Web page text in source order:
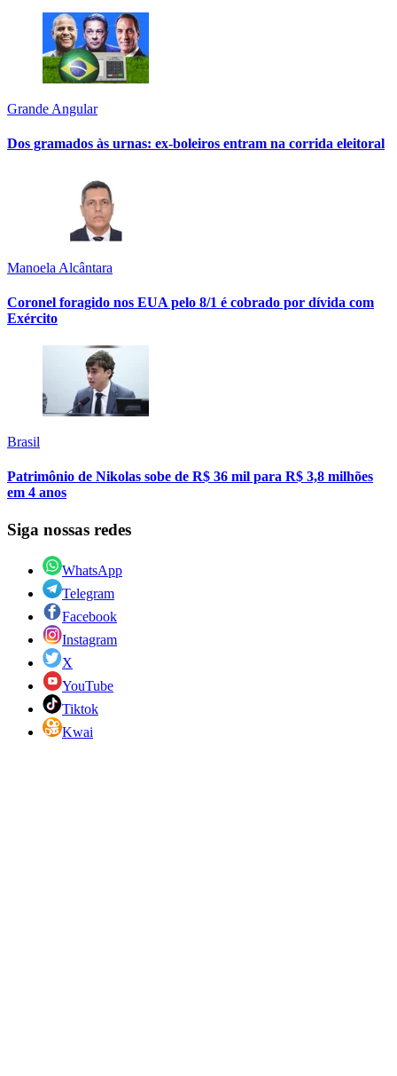
Grande Angular
Dos gramados às urnas: ex-boleiros entram na corrida eleitoral
Manoela Alcântara
Coronel foragido nos EUA pelo 8/1 é cobrado por dívida com
Exército
Brasil
Patrimônio de Nikolas sobe de R$ 36 mil para R$ 3,8 milhões
em 4 anos
Siga nossas redes
WhatsApp
Telegram
Facebook
Instagram
X
YouTube
Tiktok
Kwai